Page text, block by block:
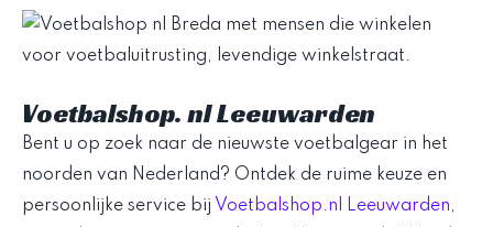
Voetbalshop. nl Leeuwarden
Bent u op zoek naar de nieuwste voetbalgear in het
noorden van Nederland? Ontdek de ruime keuze en
persoonlijke service bij Voetbalshop.nl Leeuwarden,